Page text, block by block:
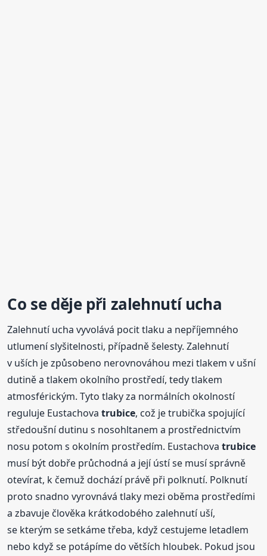
Co se děje při zalehnutí ucha
Zalehnutí ucha vyvolává pocit tlaku a nepříjemného
utlumení slyšitelnosti, případně šelesty. Zalehnutí
v uších je způsobeno nerovnováhou mezi tlakem v ušní
dutině a tlakem okolního prostředí, tedy tlakem
atmosférickým. Tyto tlaky za normálních okolností
reguluje Eustachovatrubice, což je trubička spojující
středoušní dutinu s nosohltanem a prostřednictvím
nosu potom s okolním prostředím. Eustachovatrubice
musí být dobře průchodná a její ústí se musí správně
otevírat, k čemuž dochází právě při polknutí. Polknutí
proto snadno vyrovnává tlaky mezi oběma prostředími
a zbavuje člověka krátkodobého zalehnutí uší,
se kterým se setkáme třeba, když cestujeme letadlem
nebo když se potápíme do větších hloubek. Pokud jsou